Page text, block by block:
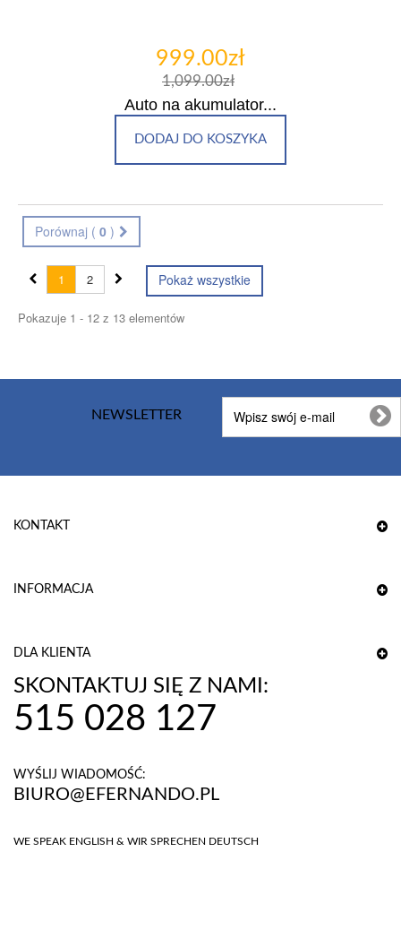
999.00zł
1,099.00zł
Auto na akumulator...
DODAJ DO KOSZYKA
Porównaj ( 0 )
Pokaż wszystkie
1 2
Pokazuje 1 - 12 z 13 elementów
NEWSLETTER
KONTAKT
INFORMACJA
DLA KLIENTA
SKONTAKTUJ SIĘ Z NAMI:
515 028 127
WYŚLIJ WIADOMOŚĆ:
BIURO@EFERNANDO.PL
WE SPEAK ENGLISH & WIR SPRECHEN DEUTSCH